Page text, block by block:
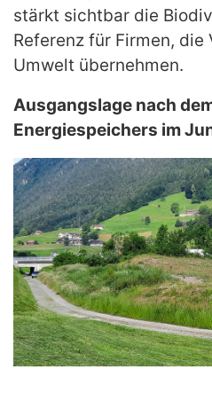
stärkt sichtbar die
Referenz für Firmen,
Umwelt übernehmen.
Ausgangslage nach
Energiespeichers im